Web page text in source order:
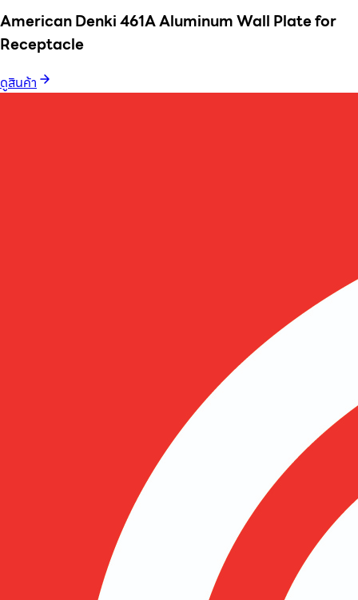
American Denki 461A Aluminum Wall Plate for
Receptacle
ดูสินค้า